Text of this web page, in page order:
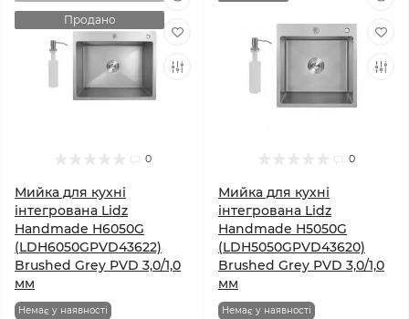
Продано
0
Мийка для кухні
інтегрована Lidz
Handmade H6050G
(LDH6050GPVD43622)
Brushed Grey PVD 3,0/1,0
мм
Немає у наявності
0
Мийка для кухні
інтегрована Lidz
Handmade H5050G
(LDH5050GPVD43620)
Brushed Grey PVD 3,0/1,0
мм
Немає у наявності